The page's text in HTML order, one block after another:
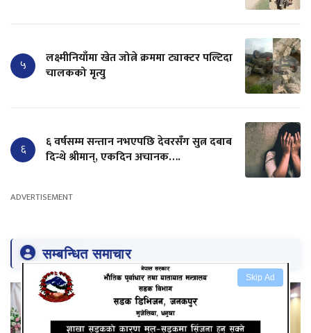
Skip Ad
५
लक्ष्मीनियाँमा खेत जोत्ने क्रममा ट्याक्टर पल्टिदा
चालकको मृत्यु
६
६ वर्षसम्म सन्तान नभएपछि देवरसँग सुत्न दबाब
दिन्थे श्रीमान्, एकदिन अचानक….
ADVERTISEMENT
सम्बन्धित समाचार